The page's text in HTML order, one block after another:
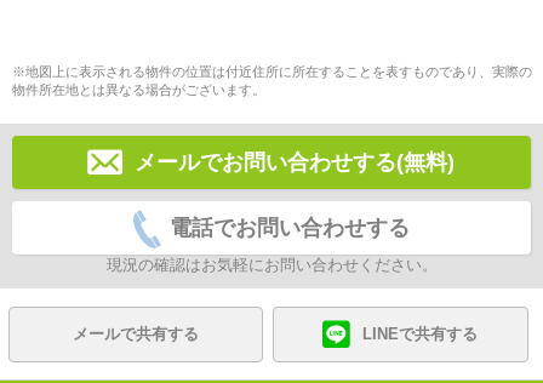
※地図上に表示される物件の位置は付近住所に所在することを表すものであり、実際の
物件所在地とは異なる場合がございます。
メールでお問い合わせする(無料)
電話でお問い合わせする
現況の確認はお気軽にお問い合わせください。
メールで共有する LINEで共有する